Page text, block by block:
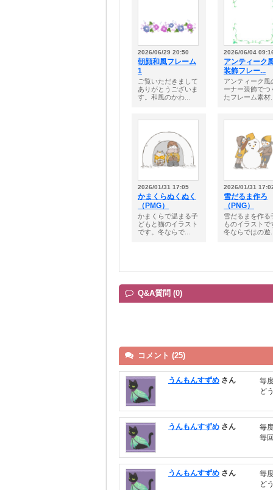
2026/06/29 20:50
朝顔和風フレーム
1
ご覧いただきまして
ありがとうございま
す。和風のかわ...
2026/06/04
アンティーク
装飾フレー...
アンティーク風
ーナー装飾でつ
たフレーム素材
2026/01/31 17:05
かまくらぬくぬく
（PMG）
かまくらで温まる子
どもと猫のイラスト
です。冬ならで...
2026/01/31
雪だるま作ろ
（PNG）
雪だるまを作る
ものイラストで
冬ならではの遊
Q&A質問 (0)
コメント (25)
うんもんすずめ さん
毎
ど
うんもんすずめ さん
毎
毎
うんもんすずめ さん
毎
ど